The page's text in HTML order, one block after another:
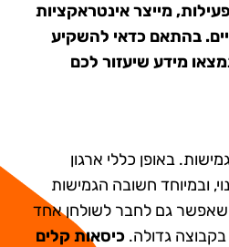
מייצר אינטראקציות
בהתאם כדאי להשקיע
מידע שיעזור לכם
באופן כללי ארגון
ובמיוחד חשובה הגמישות
גם לחבר לשולחן אחד
בקבוצה גדולה. כיסאות קלים